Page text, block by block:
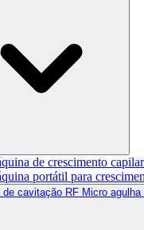
de crescimento
portátil para
de cavitação RF Micro agulha